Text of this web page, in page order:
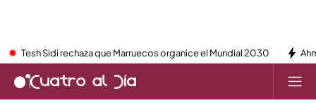
Tesh Sidi rechaza que Marruecos organice el Mundial 2030